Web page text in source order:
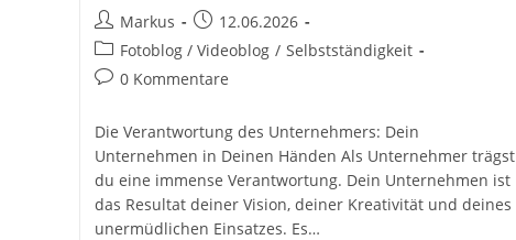
Beitrags-
Autor:
Markus
Beitrag
veröffentlicht:
12.06.2026
Beitrags-
Kategorie:
Fotoblog / Videoblog / Selbstständigkeit
Beitrags-
0 Kommentare
Die Verantwortung des Unternehmers: Dein
Unternehmen in Deinen Händen Als Unternehmer trägst
du eine immense Verantwortung. Dein Unternehmen ist
das Resultat deiner Vision, deiner Kreativität und deines
unermüdlichen Einsatzes. Es…